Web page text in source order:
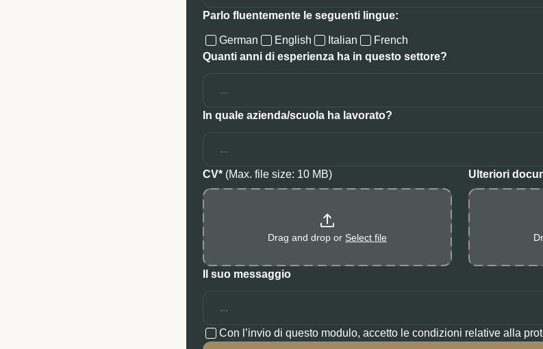
Parlo fluentemente le seguenti lingue:
German English Italian
French
Quanti anni di esperienza ha in questo settore?
In quale azienda/scuola ha lavorato?
CV* (Max. file size: 10 MB)
Drag and drop or Select file
Ulteriori
Il suo messaggio
Con l’invio di questo modulo, accetto le condizioni relative alla